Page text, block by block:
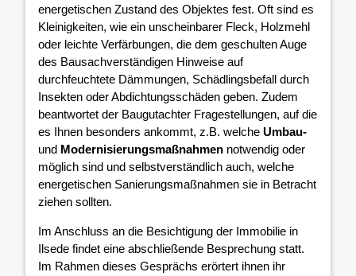
energetischen Zustand des Objektes fest. Oft sind es
Kleinigkeiten, wie ein unscheinbarer Fleck, Holzmehl
oder leichte Verfärbungen, die dem geschulten Auge
des Bausachverständigen Hinweise auf
durchfeuchtete Dämmungen, Schädlingsbefall durch
Insekten oder Abdichtungsschäden geben. Zudem
beantwortet der Baugutachter Fragestellungen, auf die
es Ihnen besonders ankommt, z.B. welche Umbau-
und Modernisierungsmaßnahmen notwendig oder
möglich sind und selbstverständlich auch, welche
energetischen Sanierungsmaßnahmen sie in Betracht
ziehen sollten.
Im Anschluss an die Besichtigung der Immobilie in
Ilsede findet eine abschließende Besprechung statt.
Im Rahmen dieses Gesprächs erörtert ihnen ihr